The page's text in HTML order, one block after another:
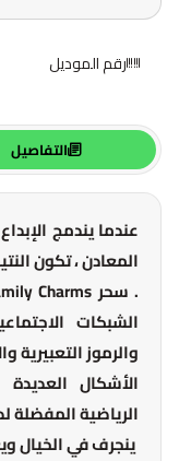
رقم الموديل
التفاصيل
عندما يندمج
المعادن ، تكون
الشبكات
والرموز التعبيرية
الأشكال
الرياضية المفضلة
ينجرف في الخيال